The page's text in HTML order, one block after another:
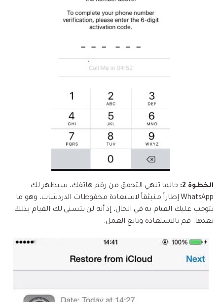
الخطوة 2:
حالما تنهي التحقق من رقم هاتفك، سيظهر لك
WhatsApp إطاراً منبثقاً لاستعادة محفوظات الدردشات، وهو ما
يتوجب عليك القيام به في الحال، إذ أنه لن يتسنى لك القيام بذلك
بعدها. قم بالاستعادة وتابع العمل.